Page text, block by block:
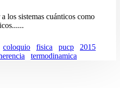
los sistemas cuánticos como
coloquio fisica pucp
2015
termodinamica